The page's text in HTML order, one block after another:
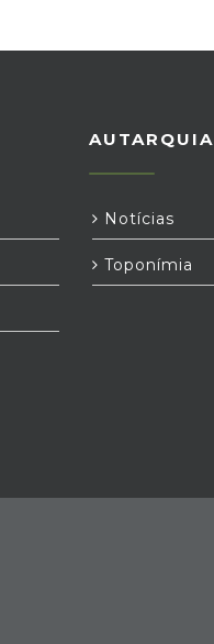
AUTARQUIA
Notícias
Toponímia